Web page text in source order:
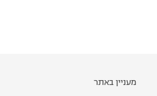
מעניין באתר